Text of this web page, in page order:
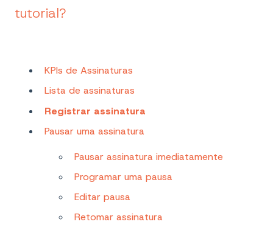
tutorial?
KPIs de Assinaturas
Lista de assinaturas
Registrar assinatura
Pausar uma assinatura
Pausar assinatura imediatamente
Programar uma pausa
Editar pausa
Retomar assinatura